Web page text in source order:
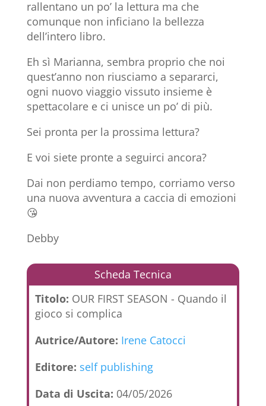
rallentano un po’ la lettura ma che
comunque non inficiano la bellezza
dell’intero libro.
Eh sì Marianna, sembra proprio che noi
quest’anno non riusciamo a separarci,
ogni nuovo viaggio vissuto insieme è
spettacolare e ci unisce un po’ di più.
Sei pronta per la prossima lettura?
E voi siete pronte a seguirci ancora?
Dai non perdiamo tempo, corriamo verso
una nuova avventura a caccia di emozioni
😘
Debby
Scheda Tecnica
Titolo: OUR FIRST SEASON - Quando il
gioco si complica
Autrice/Autore: Irene Catocci
Editore: self publishing
Data di Uscita: 04/05/2026